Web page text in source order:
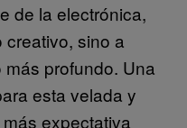
de la electrónica,
sino a
profundo. Una
esta velada y
expectativa